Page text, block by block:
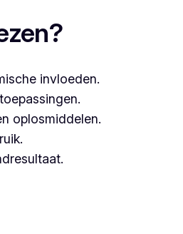
invloeden.
oplosmiddelen.